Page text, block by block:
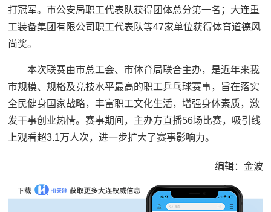
打冠军。市公安局职工代表队获得团体总分第一名；大连重
工装备集团有限公司职工代表队等47家单位获得体育道德风
尚奖。
本次联赛由市总工会、市体育局联合主办，是近年来我
市规模、规格及竞技水平最高的职工乒乓球赛事，旨在落实
全民健身国家战略，丰富职工文化生活，增强身体素质，激
发干事创业热情。赛事期间，主办方直播56场比赛，吸引线
上观看超3.1万人次，进一步扩大了赛事影响力。
编辑：金波